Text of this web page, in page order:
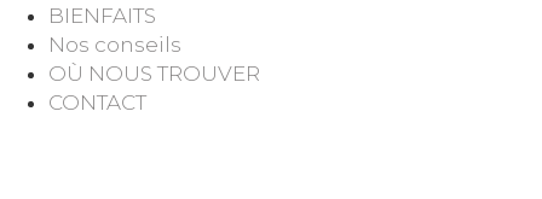
BIENFAITS
Nos conseils
OÙ NOUS TROUVER
CONTACT